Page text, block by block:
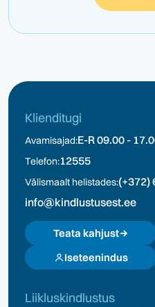
Klienditugi
Avamisajad:E-R 09.00 -
Telefon:12555
Välismaalt helistades:(+372)
info@kindlustusest.ee
Teata kahjust
Iseteenindus
Liikluskindlustus